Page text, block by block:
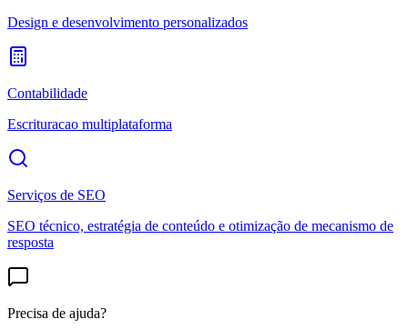
Design e desenvolvimento personalizados
Contabilidade
Escrituracao multiplataforma
Serviços de SEO
SEO técnico, estratégia de conteúdo e otimização de mecanismo de
resposta
Precisa de ajuda?